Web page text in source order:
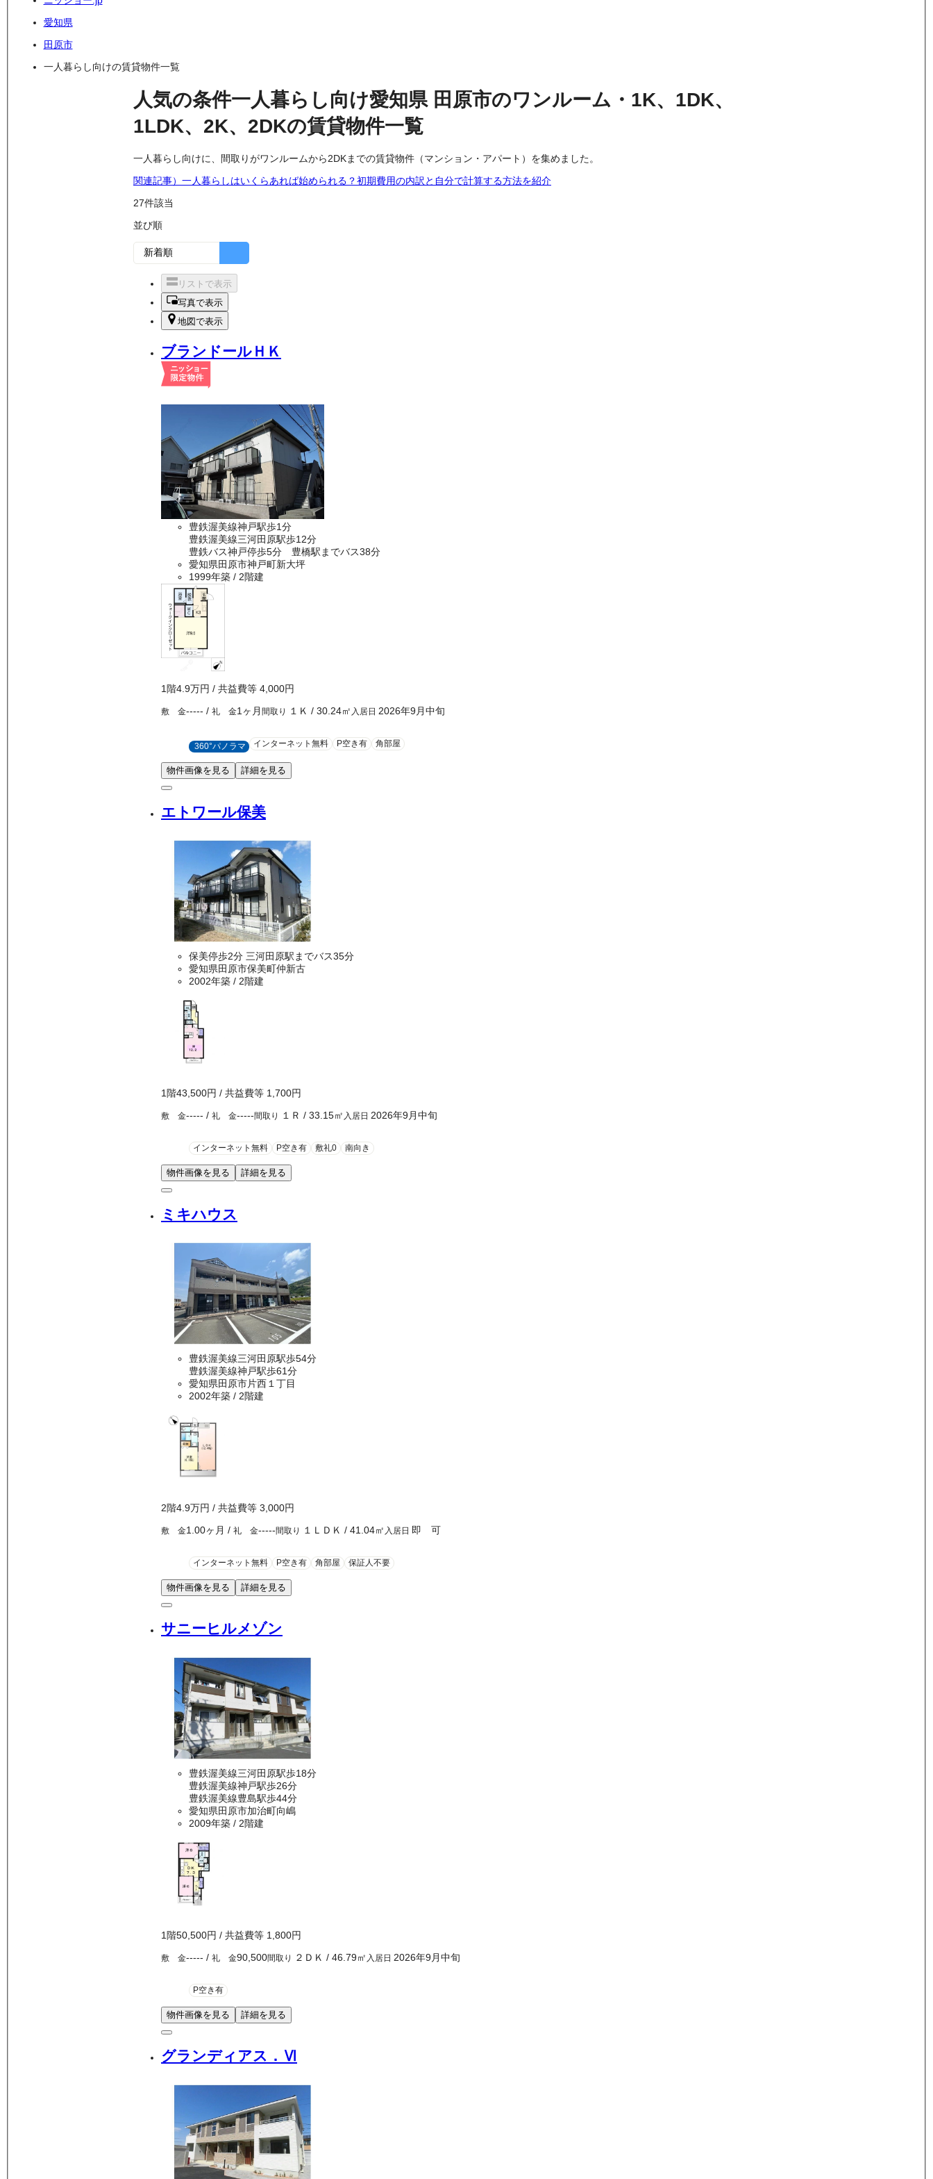
愛知県
田原市
一人暮らし向けの賃貸物件一覧
人気の条件一人暮らし向け愛知県 田原市のワンルーム・1K、1DK、
1LDK、2K、2DKの賃貸物件一覧
一人暮らし向けに、間取りがワンルームから2DKまでの賃貸物件（マンション・アパート）を集めました。
関連記事）一人暮らしはいくらあれば始められる？初期費用の内訳と自分で計算する方法を紹介
27件該当
並び順
リストで表示
写真で表示
地図で表示
ブランドールＨＫ
豊鉄渥美線神戸駅歩1分
豊鉄渥美線三河田原駅歩12分
豊鉄バス神戸停歩5分 豊橋駅までバス38分
愛知県田原市神戸町新大坪
1999年築 / 2階建
1階4.9万円 / 共益費等 4,000円
敷 金----- / 礼 金1ヶ月 間取り １Ｋ / 30.24㎡ 入居日 2026年9月中旬
360°パノラマ インターネット無料 P空き有 角部屋
物件画像を見る 詳細を見る
エトワール保美
保美停歩2分 三河田原駅までバス35分
愛知県田原市保美町仲新古
2002年築 / 2階建
1階43,500円 / 共益費等 1,700円
敷 金----- / 礼 金-----間取り １Ｒ / 33.15㎡ 入居日 2026年9月中旬
インターネット無料 P空き有 敷礼0 南向き
物件画像を見る 詳細を見る
ミキハウス
豊鉄渥美線三河田原駅歩54分
豊鉄渥美線神戸駅歩61分
愛知県田原市片西１丁目
2002年築 / 2階建
2階4.9万円 / 共益費等 3,000円
敷 金1.00ヶ月 / 礼 金-----間取り １ＬＤＫ / 41.04㎡ 入居日 即 可
インターネット無料 P空き有 角部屋 保証人不要
物件画像を見る 詳細を見る
サニーヒルメゾン
豊鉄渥美線三河田原駅歩18分
豊鉄渥美線神戸駅歩26分
豊鉄渥美線豊島駅歩44分
愛知県田原市加治町向嶋
2009年築 / 2階建
1 階50,500円 / 共益費等 1,800円
敷 金----- / 礼 金90,500間取り ２ＤＫ / 46.79㎡ 入居日 2026年9月中旬
P空き有
物件画像を見る 詳細を見る
グランディアス．Ⅵ